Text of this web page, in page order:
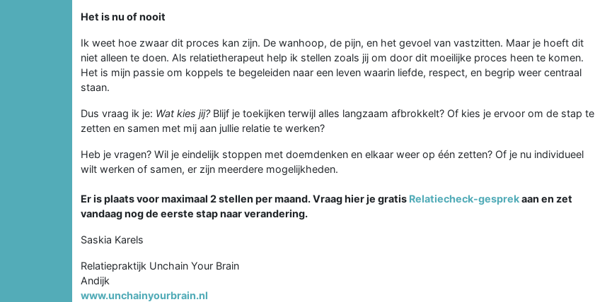
Het is nu of nooit
Ik weet hoe zwaar dit proces kan zijn. De wanhoop, de pijn, en het gevoel van vastzitten. Maar je hoeft dit
niet alleen te doen. Als relatietherapeut help ik stellen zoals jij om door dit moeilijke proces heen te komen.
Het is mijn passie om koppels te begeleiden naar een leven waarin liefde, respect, en begrip weer centraal
staan.
Dus vraag ik je: Wat kies jij?Blijf je toekijken terwijl alles langzaam afbrokkelt? Of kies je ervoor om de stap te
zetten en samen met mij aan jullie relatie te werken?
Heb je vragen? Wil je eindelijk stoppen met doemdenken en elkaar weer op één zetten? Of je nu individueel
wilt werken of samen, er zijn meerdere mogelijkheden.
Er is plaats voor maximaal 2 stellen per maand. Vraag hier je gratis Relatiecheck-gesprekaan en zet
vandaag nog de eerste stap naar verandering.
Saskia Karels
Relatiepraktijk Unchain Your Brain
Andijk
www.unchainyourbrain.nl